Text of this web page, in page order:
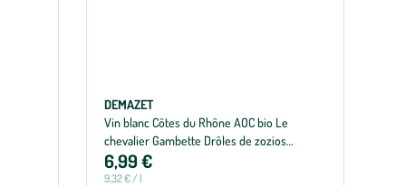
DEMAZET
Vin blanc Côtes du Rhône AOC bio Le
chevalier Gambette Drôles de zozios
Demazet - 75 cl
6,99 €
9,32 € / l